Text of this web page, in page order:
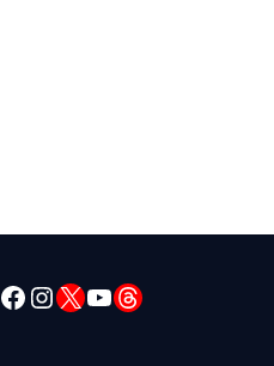
Facebook
Instagram
X YouTube
Threads